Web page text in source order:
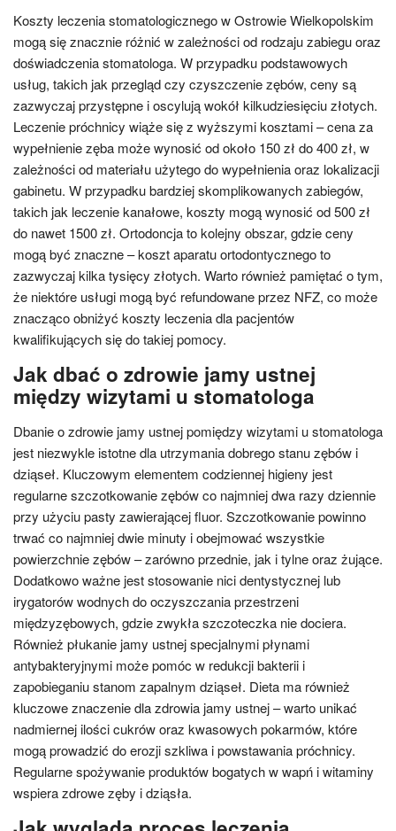
Koszty leczenia stomatologicznego w Ostrowie Wielkopolskim
mogą się znacznie różnić w zależności od rodzaju zabiegu oraz
doświadczenia stomatologa. W przypadku podstawowych
usług, takich jak przegląd czy czyszczenie zębów, ceny są
zazwyczaj przystępne i oscylują wokół kilkudziesięciu złotych.
Leczenie próchnicy wiąże się z wyższymi kosztami – cena za
wypełnienie zęba może wynosić od około 150 zł do 400 zł, w
zależności od materiału użytego do wypełnienia oraz lokalizacji
gabinetu. W przypadku bardziej skomplikowanych zabiegów,
takich jak leczenie kanałowe, koszty mogą wynosić od 500 zł
do nawet 1500 zł. Ortodoncja to kolejny obszar, gdzie ceny
mogą być znaczne – koszt aparatu ortodontycznego to
zazwyczaj kilka tysięcy złotych. Warto również pamiętać o tym,
że niektóre usługi mogą być refundowane przez NFZ, co może
znacząco obniżyć koszty leczenia dla pacjentów
kwalifikujących się do takiej pomocy.
Jak dbać o zdrowie jamy ustnej
między wizytami u stomatologa
Dbanie o zdrowie jamy ustnej pomiędzy wizytami u stomatologa
jest niezwykle istotne dla utrzymania dobrego stanu zębów i
dziąseł. Kluczowym elementem codziennej higieny jest
regularne szczotkowanie zębów co najmniej dwa razy dziennie
przy użyciu pasty zawierającej fluor. Szczotkowanie powinno
trwać co najmniej dwie minuty i obejmować wszystkie
powierzchnie zębów – zarówno przednie, jak i tylne oraz żujące.
Dodatkowo ważne jest stosowanie nici dentystycznej lub
irygatorów wodnych do oczyszczania przestrzeni
międzyzębowych, gdzie zwykła szczoteczka nie dociera.
Również płukanie jamy ustnej specjalnymi płynami
antybakteryjnymi może pomóc w redukcji bakterii i
zapobieganiu stanom zapalnym dziąseł. Dieta ma również
kluczowe znaczenie dla zdrowia jamy ustnej – warto unikać
nadmiernej ilości cukrów oraz kwasowych pokarmów, które
mogą prowadzić do erozji szkliwa i powstawania próchnicy.
Regularne spożywanie produktów bogatych w wapń i witaminy
wspiera zdrowe zęby i dziąsła.